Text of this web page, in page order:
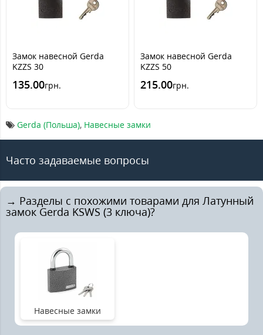
Замок навесной Gerda
KZZS 30
135.00грн.
Замок навесной Gerda
KZZS 50
215.00грн.
Gerda (Польша), Навесные замки
Часто задаваемые вопросы
→ Разделы с похожими товарами для Латунный
замок Gerda KSWS (3 ключа)?
Навесные замки